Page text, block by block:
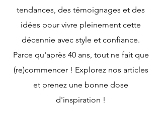
tendances, des témoignages et des
idées pour vivre pleinement cette
décennie avec style et confiance.
Parce qu'après 40 ans, tout ne fait que
(re)commencer ! Explorez nos articles
et prenez une bonne dose
d'inspiration !